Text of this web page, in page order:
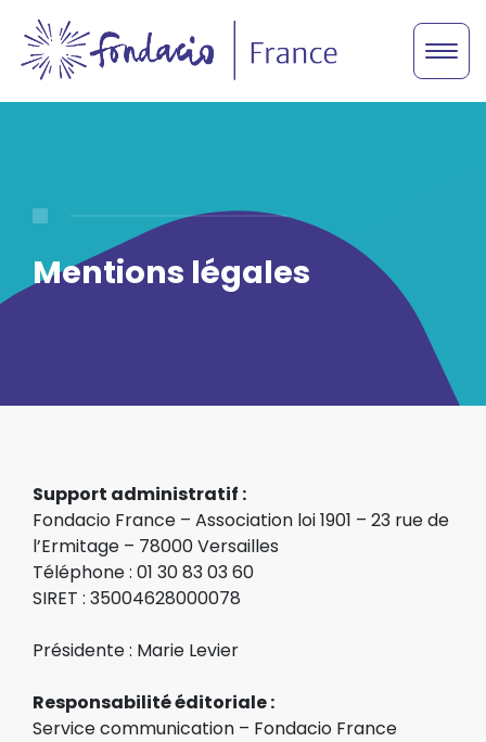
Mentions légales
Support administratif :
Fondacio France – Association loi 1901 – 23 rue de
l’Ermitage – 78000 Versailles
Téléphone : 01 30 83 03 60
SIRET : 35004628000078
Présidente : Marie Levier
Responsabilité éditoriale :
Service communication – Fondacio France